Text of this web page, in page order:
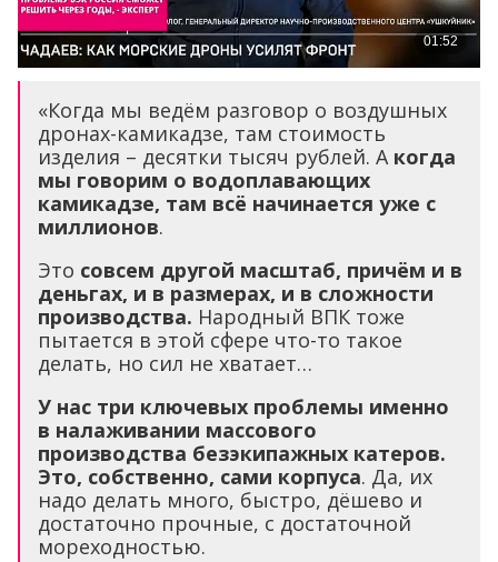
«Когда мы ведём разговор о воздушных
дронах-камикадзе, там стоимость
изделия – десятки тысяч рублей. А когда
мы говорим о водоплавающих
камикадзе, там всё начинается уже с
миллионов.
Это совсем другой масштаб, причём и в
деньгах, и в размерах, и в сложности
производства. Народный ВПК тоже
пытается в этой сфере что-то такое
делать, но сил не хватает…
У нас три ключевых проблемы именно
в налаживании массового
производства безэкипажных катеров.
Это, собственно, сами корпуса. Да, их
надо делать много, быстро, дёшево и
достаточно прочные, с достаточной
мореходностью.